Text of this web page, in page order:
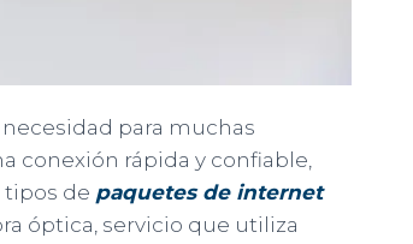
para muchas
conexión rápida y confiable,
de paquetes de internet
óptica, servicio que utiliza